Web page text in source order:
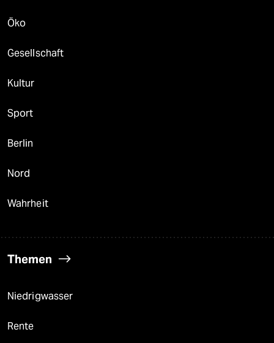
Öko
Gesellschaft
Kultur
Sport
Berlin
Nord
Wahrheit
Themen
Niedrigwasser
Rente